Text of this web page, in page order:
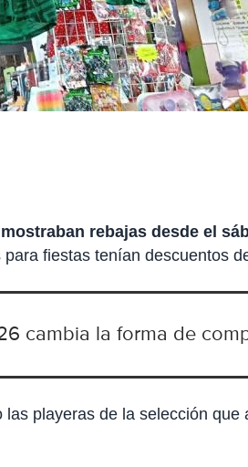
rebajas desde el
fiestas tenían descuentos
cambia la forma de
playeras de la selección que